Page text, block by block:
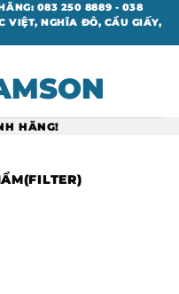
083 250 8889 - 038
VIỆT, NGHĨA ĐÔ, CẦU GIẤY,
HÃNG!